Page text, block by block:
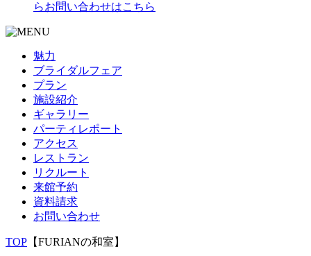
らお問い合わせはこちら
魅力
ブライダルフェア
プラン
施設紹介
ギャラリー
パーティレポート
アクセス
レストラン
リクルート
来館予約
資料請求
お問い合わせ
TOP 【FURIANの和室】